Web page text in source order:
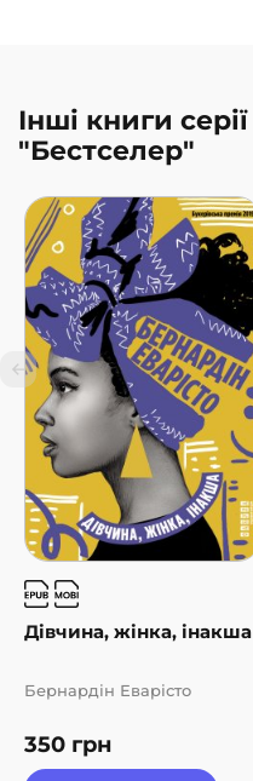
Інші книги серії
"Бестселер"
Дівчина, жінка, інакша
350 грн
Бернардін Еварісто